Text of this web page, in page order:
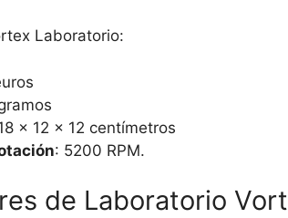
Laboratorio:
x 12 x 12 centímetros
: 5200 RPM.
de Laboratorio